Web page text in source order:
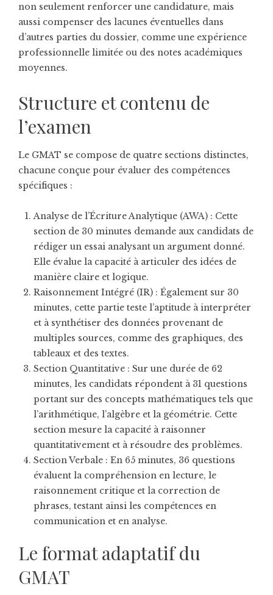
non seulement renforcer une candidature, mais
aussi compenser des lacunes éventuelles dans
d’autres parties du dossier, comme une expérience
professionnelle limitée ou des notes académiques
moyennes.
Structure et contenu de
l’examen
Le GMAT se compose de quatre sections distinctes,
chacune conçue pour évaluer des compétences
spécifiques :
Analyse de l’Écriture Analytique (AWA) : Cette
section de 30 minutes demande aux candidats de
rédiger un essai analysant un argument donné.
Elle évalue la capacité à articuler des idées de
manière claire et logique.
Raisonnement Intégré (IR) : Également sur 30
minutes, cette partie teste l’aptitude à interpréter
et à synthétiser des données provenant de
multiples sources, comme des graphiques, des
tableaux et des textes.
Section Quantitative : Sur une durée de 62
minutes, les candidats répondent à 31 questions
portant sur des concepts mathématiques tels que
l’arithmétique, l’algèbre et la géométrie. Cette
section mesure la capacité à raisonner
quantitativement et à résoudre des problèmes.
Section Verbale : En 65 minutes, 36 questions
évaluent la compréhension en lecture, le
raisonnement critique et la correction de
phrases, testant ainsi les compétences en
communication et en analyse.
Le format adaptatif du
GMAT